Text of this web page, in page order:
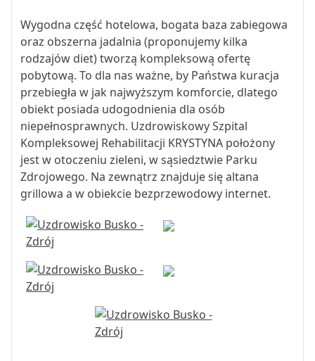
Wygodna część hotelowa, bogata baza zabiegowa
oraz obszerna jadalnia (proponujemy kilka
rodzajów diet) tworzą kompleksową ofertę
pobytową. To dla nas ważne, by Państwa kuracja
przebiegła w jak najwyższym komforcie, dlatego
obiekt posiada udogodnienia dla osób
niepełnosprawnych. Uzdrowiskowy Szpital
Kompleksowej Rehabilitacji KRYSTYNA położony
jest w otoczeniu zieleni, w sąsiedztwie Parku
Zdrojowego. Na zewnątrz znajduje się altana
grillowa a w obiekcie bezprzewodowy internet.